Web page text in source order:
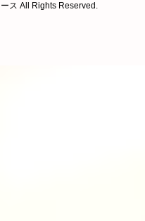
ス All Rights Reserved.